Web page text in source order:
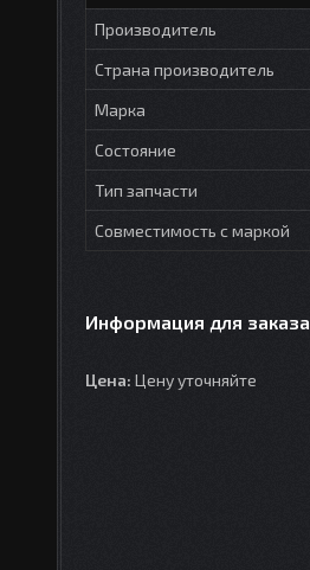
Производитель
Страна производитель
Марка
Состояние
Тип запчасти
Совместимость с маркой
Информация для заказа
Цена: Цену уточняйте